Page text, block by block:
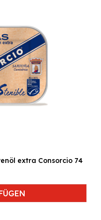
extra Consorcio 74